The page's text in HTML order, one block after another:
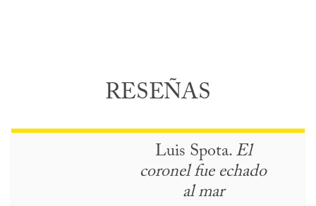
RESEÑAS
Luis Spota. El
coronel fue echado
al mar